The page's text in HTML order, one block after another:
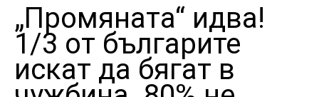
„Промяната“ идва!
1/3 от българите
искат да бягат в